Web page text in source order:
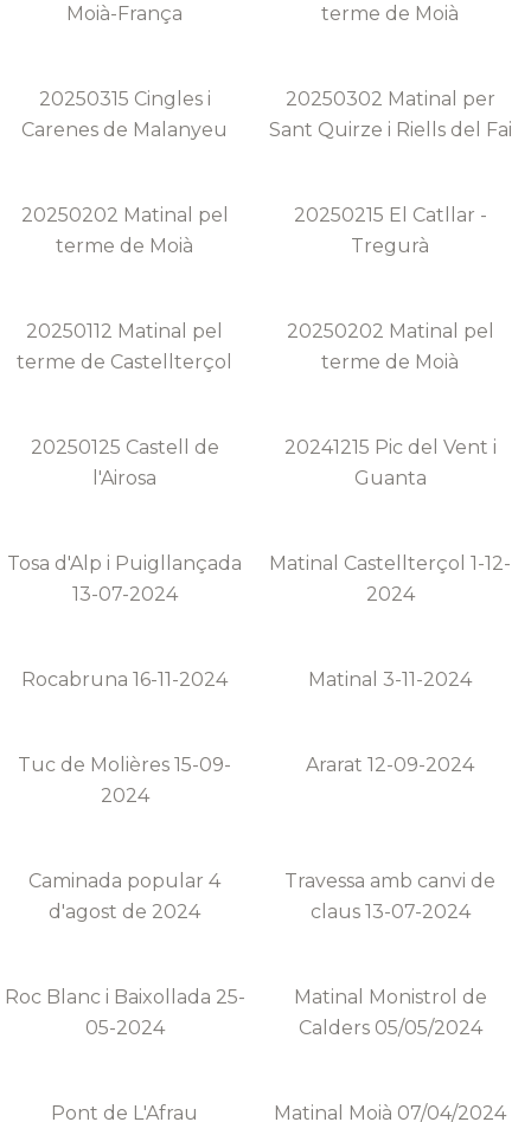
Moià-França
terme de Moià
20250315 Cingles i
Carenes de Malanyeu
20250302 Matinal per
Sant Quirze i Riells del Fai
20250202 Matinal pel
terme de Moià
20250215 El Catllar -
Tregurà
20250112 Matinal pel
terme de Castellterçol
20250202 Matinal pel
terme de Moià
20250125 Castell de
l'Airosa
20241215 Pic del Vent i
Guanta
Tosa d'Alp i Puigllançada
13-07-2024
Matinal Castellterçol 1-12-
2024
Rocabruna 16-11-2024 Matinal 3-11-2024
Tuc de Molières 15-09-
2024
Ararat 12-09-2024
Caminada popular 4
d'agost de 2024
Travessa amb canvi de
claus 13-07-2024
Roc Blanc i Baixollada 25-
05-2024
Matinal Monistrol de
Calders 05/05/2024
Pont de L'Afrau Matinal Moià 07/04/2024